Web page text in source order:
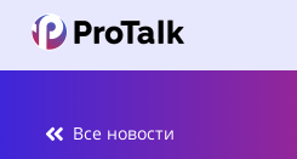
Все новости